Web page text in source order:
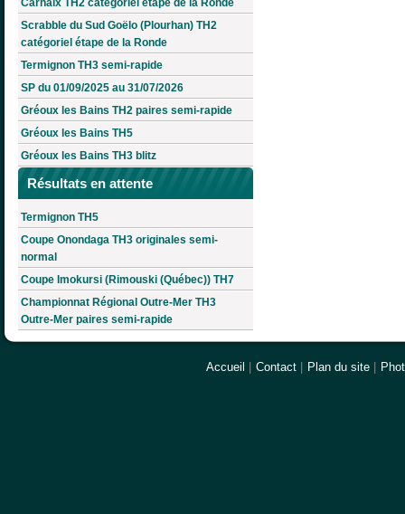
Carhaix TH2 catégoriel étape de la Ronde
Scrabble du Sud Goëlo (Plourhan) TH2
catégoriel étape de la Ronde
Termignon TH3 semi-rapide
SP du 01/09/2025 au 31/07/2026
Gréoux les Bains TH2 paires semi-rapide
Gréoux les Bains TH5
Gréoux les Bains TH3 blitz
Résultats en attente
Termignon TH5
Coupe Onondaga TH3 originales semi-
normal
Coupe Imokursi (Rimouski (Québec)) TH7
Championnat Régional Outre-Mer TH3
Outre-Mer paires semi-rapide
Accueil Contact Plan du site